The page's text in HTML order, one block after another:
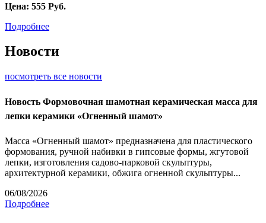
Цена: 555 Руб.
Подробнее
Новости
посмотреть все новости
Новость Формовочная шамотная керамическая масса для
лепки керамики «Огненный шамот»
Масса «Огненный шамот» предназначена для пластического
формования, ручной набивки в гипсовые формы, жгутовой
лепки, изготовления садово-парковой скульптуры,
архитектурной керамики, обжига огненной скульптуры...
06/08/2026
Подробнее